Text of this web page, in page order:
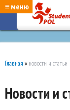
google-site-
≡ меню
Главная » новости и статьи
Новости и